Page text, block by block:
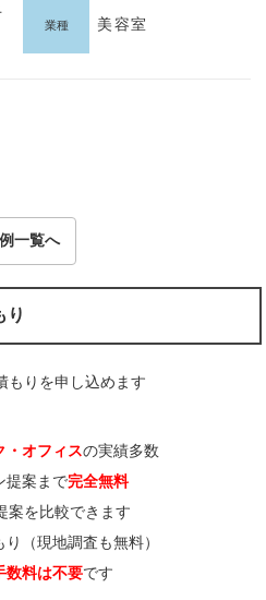
業種 美容室
一覧へ
り
もりを申し込めます
・オフィスの実績多数
提案まで完全無料
案を比較できます
り（現地調査も無料）
数料は不要です